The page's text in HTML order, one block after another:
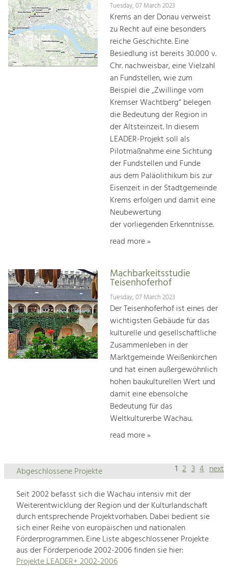
Tuesday, 07 March 2023
Krems an der Donau verweist
zu Recht auf eine besonders
reiche Geschichte. Eine
Besiedlung ist bereits 30.000 v.
Chr. nachweisbar, eine Vielzahl
an Fundstellen, wie zum
Beispiel die „Zwillinge vom
Kremser Wachtberg“ belegen
die Bedeutung der Region in
der Altsteinzeit. In diesem
LEADER-Projekt soll als
Pilotmaßnahme eine Sichtung
der Fundstellen und Funde
aus dem Paläolithikum bis zur
Eisenzeit in der Stadtgemeinde
Krems erfolgen und damit eine
Neubewertung
der vorliegenden Erkenntnisse.
read more »
Machbarkeitsstudie
Teisenhoferhof
Tuesday, 07 March 2023
Der Teisenhoferhof ist eines der
wichtigsten Gebäude für das
kulturelle und gesellschaftliche
Zusammenleben in der
Marktgemeinde Weißenkirchen
und hat einen außergewöhnlich
hohen baukulturellen Wert und
damit eine ebensolche
Bedeutung für das
Weltkulturerbe Wachau.
read more »
1 2 3 4 next
Abgeschlossene Projekte
Seit 2002 befasst sich die Wachau intensiv mit der
Weiterentwicklung der Region und der Kulturlandschaft
durch entsprechende Projektvorhaben. Dabei bedient sie
sich einer Reihe von europäischen und nationalen
Förderprogrammen. Eine Liste abgeschlossener Projekte
aus der Förderperiode 2002-2006 finden sie hier:
Projekte LEADER+ 2002-2006